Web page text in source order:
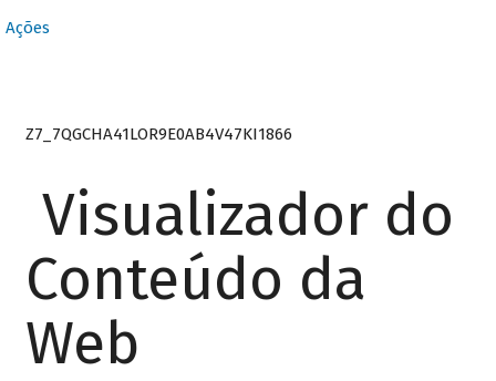
Ações
Z7_7QGCHA41LOR9E0AB4V47KI1866
Visualizador do
Conteúdo da
Web